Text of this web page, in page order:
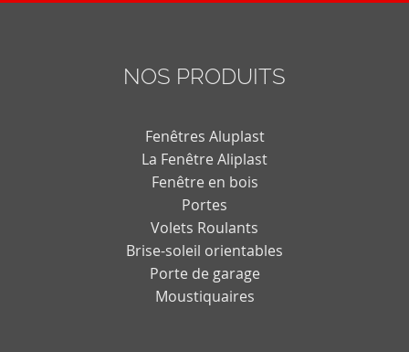
NOS PRODUITS
Fenêtres Aluplast
La Fenêtre Aliplast
Fenêtre en bois
Portes
Volets Roulants
Brise-soleil orientables
Porte de garage
Moustiquaires